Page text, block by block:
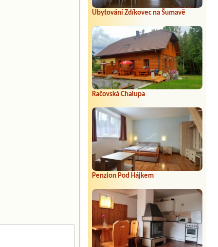
Ubytování Zdíkovec na Šumavě
Račovská Chalupa
Penzion Pod Hájkem